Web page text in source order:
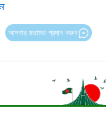
আপনার মতামত প্রদান করুন